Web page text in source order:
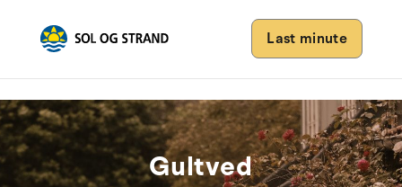
Last minute
Gultved